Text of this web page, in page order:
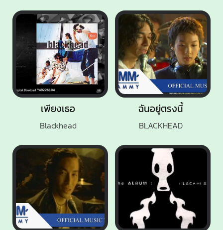
ฉันอยู่ตรงนี้
BLACKHEAD
เพียงเธอ
Blackhead